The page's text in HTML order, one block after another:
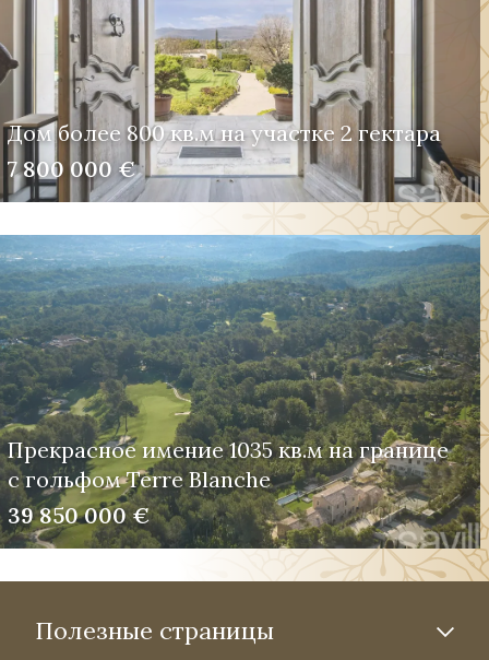
Дом более 800 кв.м на участке 2 гектара
7 800 000 €
Прекрасное имение 1035 кв.м на границе
с гольфом Terre Blanche
39 850 000 €
Полезные страницы